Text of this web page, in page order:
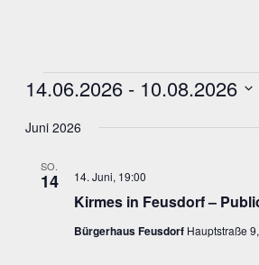
Veranstaltungen
14.06.2026 - 10.08.2026
wählen.
Juni 2026
SO.
14
Kirmes in Feusdorf –
14. Juni, 19:00
Bürgerhaus Feusdorf Hauptstraße